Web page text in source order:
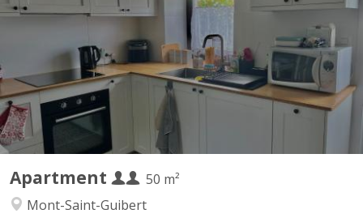
Apartment
50 m²
Mont-Saint-Guibert
Duplex de 50 m2 situé à Mont-Saint-Guibert dans rue calme Rue
Demi-Lune Le rez comporte un coin cuisine et un salon. A
l'étage, se trouvent une chambre à coucher, la salle de bain
(douche) et la toilette (wc séparé) Un espace buanderie est à
disposition. Pour couple d'étudiant. e. s ou 1...